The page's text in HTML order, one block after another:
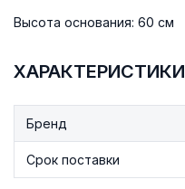
Высота основания: 60 см
ХАРАКТЕРИСТИКИ
Бренд
Срок поставки